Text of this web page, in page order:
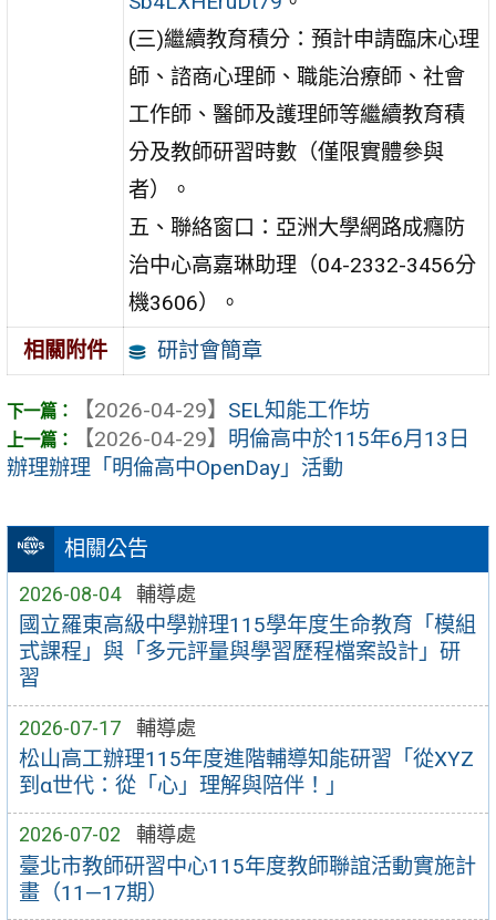
相關公告
2026-08-04 輔導處
國立羅東高級中學辦理115學年度生命教育「模組
式課程」與「多元評量與學習歷程檔案設計」研
習
2026-07-17 輔導處
松山高工辦理115年度進階輔導知能研習「從XYZ
到α世代：從「心」理解與陪伴！」
2026-07-02 輔導處
臺北市教師研習中心115年度教師聯誼活動實施計
畫（11—17期）
(三)繼續教育積分：預計申請臨床心理
師、諮商心理師、職能治療師、社會
工作師、醫師及護理師等繼續教育積
分及教師研習時數（僅限實體參與
者）。
五、聯絡窗口：亞洲大學網路成癮防
治中心高嘉琳助理（04-2332-3456分
機3606）。
相關附件
研討會簡章
【2026-04-29】 SEL知能工作坊
【2026-04-29】 明倫高中於115年6月13日
辦理辦理「明倫高中OpenDay」活動